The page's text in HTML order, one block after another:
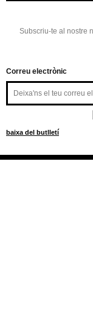
Subscriu-te al nostre
Correu electrònic
baixa del butlletí